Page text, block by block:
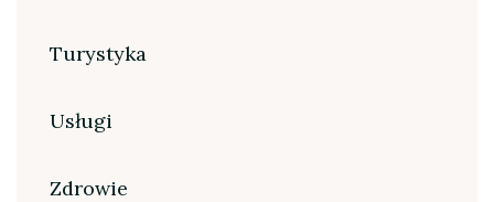
Turystyka
Usługi
Zdrowie